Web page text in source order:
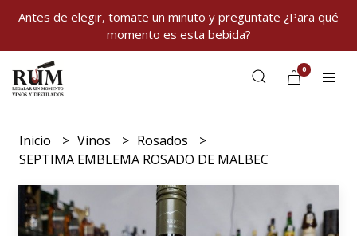
Antes de elegir, tomate un minuto y preguntate ¿Para qué
momento es esta bebida?
0
Inicio Vinos
Rosados
SEPTIMA EMBLEMA ROSADO DE MALBEC